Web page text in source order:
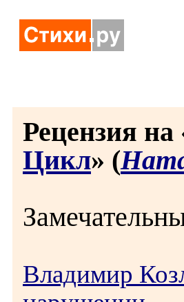
Рецензия на
Цикл» (
Владимир